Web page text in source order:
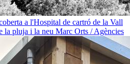
a l'Hospital de cartró de la Vall
la pluja i la neu Marc Orts / Agències